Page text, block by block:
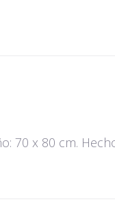
70 x 80 cm.